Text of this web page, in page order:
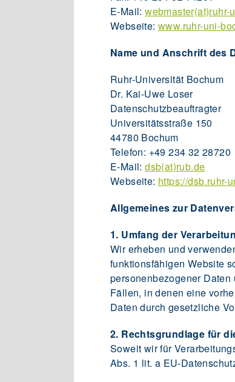
E-Mail:webmaster(at)ruhr-
Webseite:www.ruhr-uni-
Name und Anschrift des
Ruhr-Universität Bochum
Dr. Kai-Uwe Loser
Datenschutzbeauftragter
Universitätsstraße 150
44780 Bochum
Telefon: +49 234 32 28720
E-Mail:dsb(at)rub.de
Webseite: https://dsb.ruhr-
Allgemeines zur
1. Umfang der
Wir erheben und
funktionsfähigen Website
personenbezogener
Fällen, in denen eine
Daten durch gesetzliche
2. Rechtsgrundlage für
Soweit wir für
Abs. 1 lit. a EU-